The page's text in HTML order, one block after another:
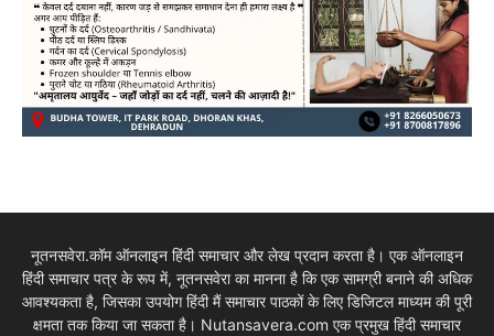
नूतनसवेरा.कॉम ऑनलाइन हिंदी समाचार और लेख प्रदान करता है। एक ऑनलाइन
हिंदी समाचार पत्र के रूप में, नूतनसवेरा का मानना है कि एक सामग्री बनाने की अधिक
आवश्यकता है, जिसका उपयोग हिंदी मैं समाचार पाठकों के लिए डिजिटल माध्यम की पूरी
क्षमता तक किया जा सकता है। Nutansavera.com एक प्रमुख हिंदी समाचार